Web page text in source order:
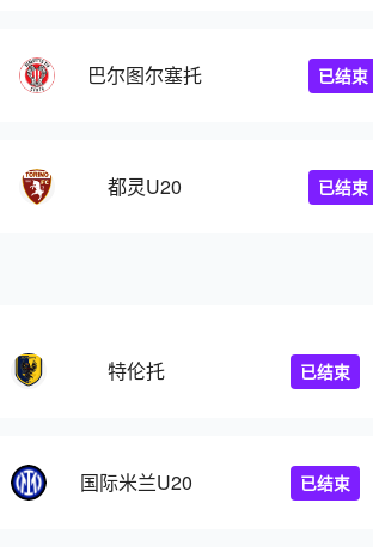
巴尔图尔塞托 已结束
都灵U20 已结束
特伦托 已结束
国际米兰U20 已结束